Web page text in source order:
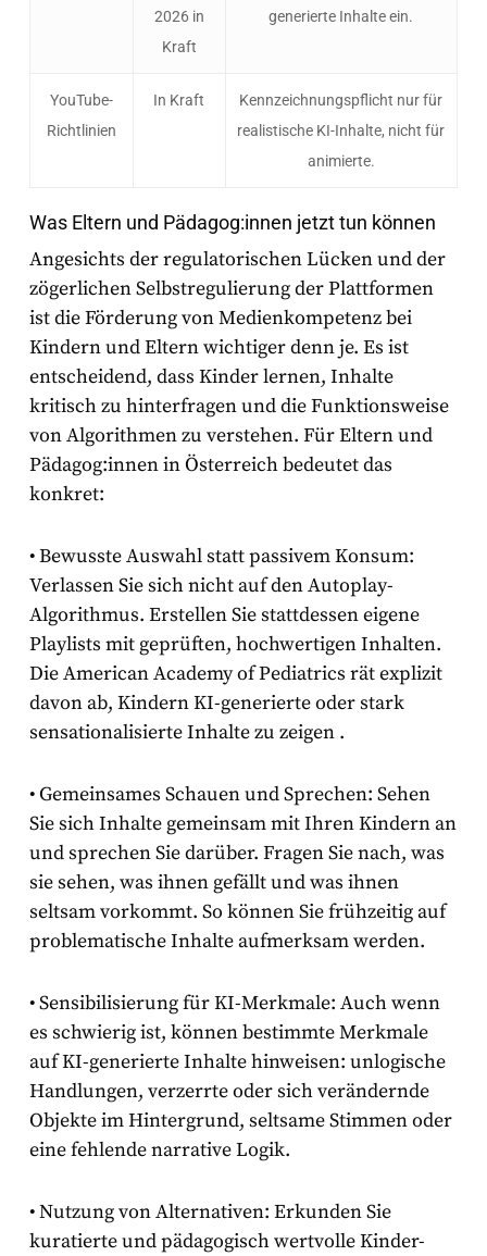
2026 in
Kraft
generierte Inhalte ein.
YouTube-
Richtlinien
In Kraft
Kennzeichnungspflicht nur für
realistische KI-Inhalte, nicht für
animierte.
Was Eltern und Pädagog:innen jetzt tun können
Angesichts der regulatorischen Lücken und der
zögerlichen Selbstregulierung der Plattformen
ist die Förderung von Medienkompetenz bei
Kindern und Eltern wichtiger denn je. Es ist
entscheidend, dass Kinder lernen, Inhalte
kritisch zu hinterfragen und die Funktionsweise
von Algorithmen zu verstehen. Für Eltern und
Pädagog:innen in Österreich bedeutet das
konkret:
•Bewusste Auswahl statt passivem Konsum:
Verlassen Sie sich nicht auf den Autoplay-
Algorithmus. Erstellen Sie stattdessen eigene
Playlists mit geprüften, hochwertigen Inhalten.
Die American Academy of Pediatrics rät explizit
davon ab, Kindern KI-generierte oder stark
sensationalisierte Inhalte zu zeigen .
•Gemeinsames Schauen und Sprechen: Sehen
Sie sich Inhalte gemeinsam mit Ihren Kindern an
und sprechen Sie darüber. Fragen Sie nach, was
sie sehen, was ihnen gefällt und was ihnen
seltsam vorkommt. So können Sie frühzeitig auf
problematische Inhalte aufmerksam werden.
•Sensibilisierung für KI-Merkmale: Auch wenn
es schwierig ist, können bestimmte Merkmale
auf KI-generierte Inhalte hinweisen: unlogische
Handlungen, verzerrte oder sich verändernde
Objekte im Hintergrund, seltsame Stimmen oder
eine fehlende narrative Logik.
•Nutzung von Alternativen: Erkunden Sie
kuratierte und pädagogisch wertvolle Kinder-